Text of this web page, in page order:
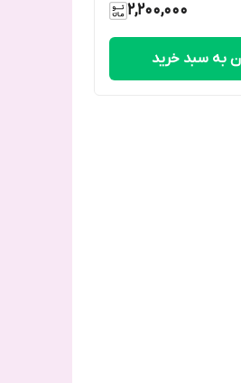
2,200,000
به سبد خرید